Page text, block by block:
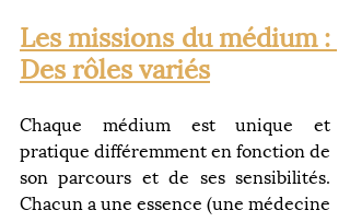
Les missions du médium :
Des rôles variés
Chaque médium est unique et
pratique différemment en fonction de
son parcours et de ses sensibilités.
Chacun a une essence (une médecine